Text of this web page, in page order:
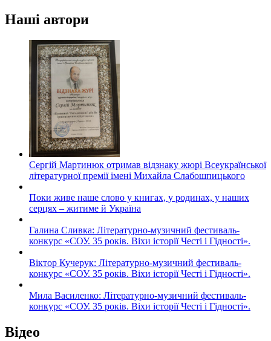
Наші автори
Сергій Мартинюк отримав відзнаку жюрі Всеукраїнської
літературної премії імені Михайла Слабошпицького
Поки живе наше слово у книгах, у родинах, у наших
серцях – житиме й Україна
Галина Сливка: Літературно-музичний фестиваль-
конкурс «СОУ. 35 років. Віхи історії Честі і Гідності».
Віктор Кучерук: Літературно-музичний фестиваль-
конкурс «СОУ. 35 років. Віхи історії Честі і Гідності».
Мила Василенко: Літературно-музичний фестиваль-
конкурс «СОУ. 35 років. Віхи історії Честі і Гідності».
Відео